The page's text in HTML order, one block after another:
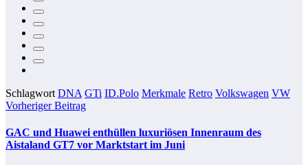
Schlagwort DNA GTi ID.Polo Merkmale Retro Volkswagen VW
Vorheriger Beitrag
GAC und Huawei enthüllen luxuriösen Innenraum des
Aistaland GT7 vor Marktstart im Juni